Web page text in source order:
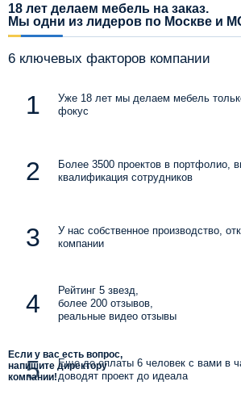
18 лет делаем мебель на заказ.
Мы одни из лидеров по Москве и
6 ключевых факторов компании
Уже 18 лет мы делаем мебель
фокус
Более 3500 проектов в портфолио,
квалификация сотрудников
У нас собственное производство,
компании
Рейтинг 5 звезд,
более 200 отзывов,
реальные видео отзывы
Еще до оплаты 6 человек с вами в
доводят проект до идеала
Если у вас есть вопрос,
напишите директору
компании!